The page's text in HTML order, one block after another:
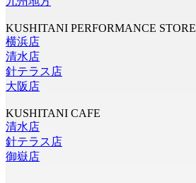
KUSHITANI PERFORMANCE STORE
横浜店
清水店
針テラス店
大阪店
KUSHITANI CAFE
清水店
針テラス店
御嶽店